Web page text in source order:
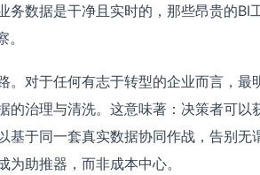
务数据是干净且实时的，那些昂贵的BI
。对于任何有志于转型的企业而言，最
的治理与清洗。这意味著：决策者可以
基于同一套真实数据协同作战，告别无
助推器，而非成本中心。